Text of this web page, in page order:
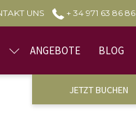
UNS + 34 971 63 86 86
ANGEBOTE BLOG
JETZT BUCHEN